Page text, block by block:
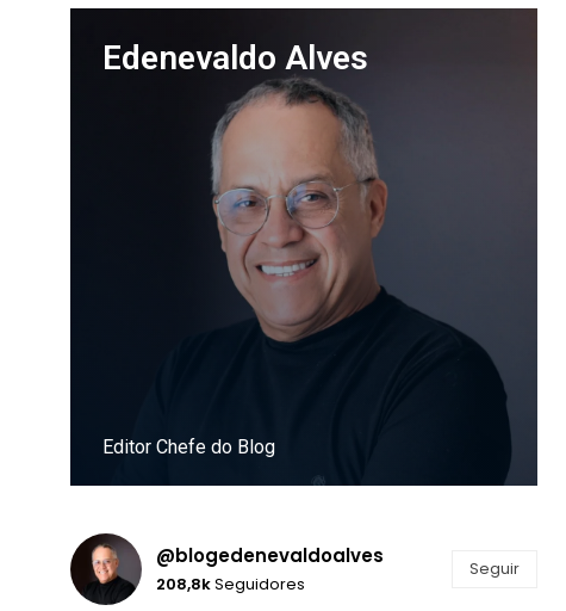
Edenevaldo Alves
Editor Chefe do Blog
@blogedenevaldoalves
208,8kSeguidores
Seguir